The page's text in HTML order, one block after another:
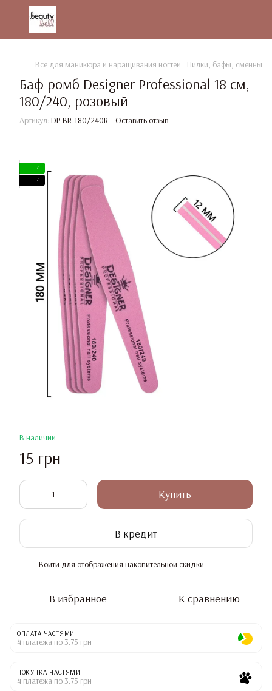
Все для маникюра и наращивания ногтей Пилки, бафы, сменные
Баф ромб Designer Professional 18 см,
180/240, розовый
Артикул: DP-BR-180/240R Оставить отзыв
4
4
В наличии
15 грн
Купить
В кредит
Войти для отображения накопительной скидки
В избранное К сравнению
ОПЛАТА ЧАСТЯМИ
4 платежа по 3.75 грн
ПОКУПКА ЧАСТЯМИ
4 платежа по 3.75 грн